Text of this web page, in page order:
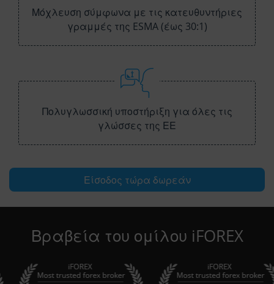
Μόχλευση σύμφωνα με τις κατευθυντήριες
γραμμές της ESMA (έως 30:1)
Πολυγλωσσική υποστήριξη για όλες τις
γλώσσες της ΕΕ
Είσοδος τώρα δωρεάν
Βραβεία του ομίλου iFOREX